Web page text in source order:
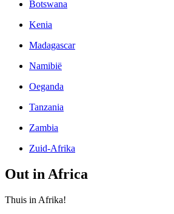
Botswana
Kenia
Madagascar
Namibië
Oeganda
Tanzania
Zambia
Zuid-Afrika
Out in Africa
Thuis in Afrika!